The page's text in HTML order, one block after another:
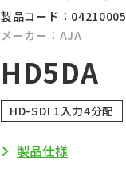
製品コード：04210005
メーカー：AJA
HD5DA
HD-SDI 1入力4分配
製品仕様